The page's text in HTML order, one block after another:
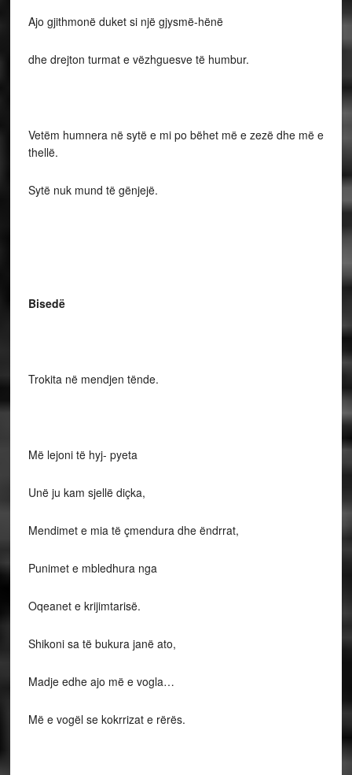
Ajo gjithmonë duket si një gjysmë-hënë
dhe drejton turmat e vëzhguesve të humbur.
Vetëm humnera në sytë e mi po bëhet më e zezë dhe më e
thellë.
Sytë nuk mund të gënjejë.
Bisedë
Trokita në mendjen tënde.
Më lejoni të hyj- pyeta
Unë ju kam sjellë diçka,
Mendimet e mia të çmendura dhe ëndrrat,
Punimet e mbledhura nga
Oqeanet e krijimtarisë.
Shikoni sa të bukura janë ato,
Madje edhe ajo më e vogla…
Më e vogël se kokrrizat e rërës.